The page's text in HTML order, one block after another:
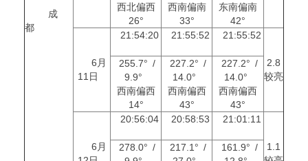
成
都
西北偏西
26°
西南偏南
33°
东南偏南
42°
6月
11日
21:54:20 21:55:52 21:55:52
2.8
较亮
255.7° /
9.9°
西南偏西
14°
227.2° /
14.0°
西南偏西
43°
227.2° /
14.0°
西南偏西
43°
6月
20:56:04 20:58:53 21:01:11
1.1
278.0° /
217.1° /
161.9° /